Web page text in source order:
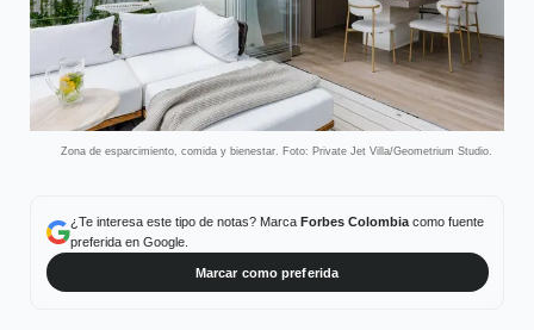
Zona de esparcimiento, comida y bienestar. Foto: Private Jet Villa/Geometrium Studio.
¿Te interesa este tipo de notas? Marca Forbes Colombiacomo fuente
preferida en Google.
Marcar como preferida